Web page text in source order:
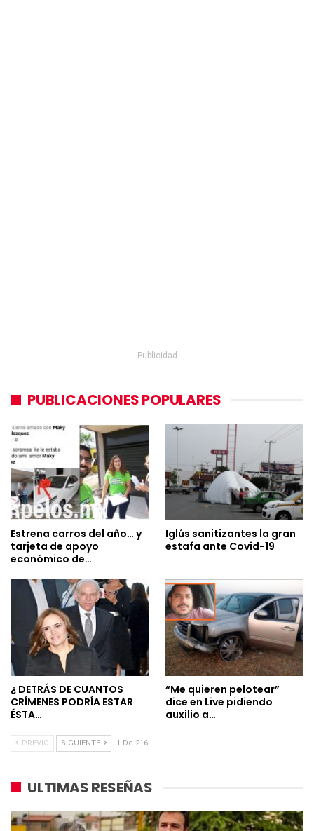
- Publicidad -
PUBLICACIONES POPULARES
Estrena carros del año… y
tarjeta de apoyo
económico de…
Iglús sanitizantes la gran
estafa ante Covid-19
¿ DETRÁS DE CUANTOS
CRÍMENES PODRÍA ESTAR
ÉSTA…
“Me quieren pelotear”
dice en Live pidiendo
auxilio a…
PREVIO SIGUIENTE 1 De 216
ULTIMAS RESEÑAS